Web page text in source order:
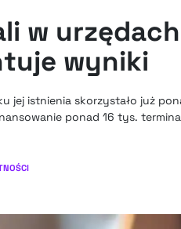
w
wyniki
jej istnienia skorzystało już
ponad 16 tys.